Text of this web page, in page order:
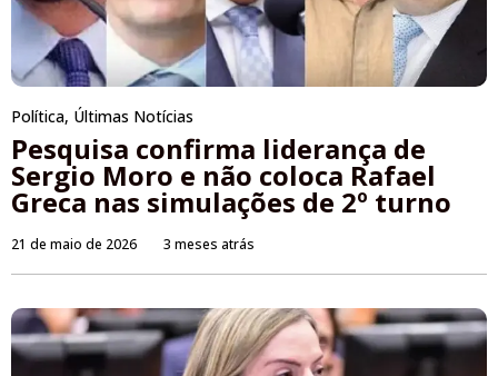
Política, Últimas Notícias
Pesquisa confirma liderança de
Sergio Moro e não coloca Rafael
Greca nas simulações de 2º turno
21 de maio de 2026 3 meses atrás